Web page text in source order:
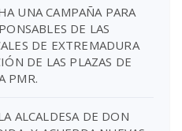
UNA CAMPAÑA PARA
DE LAS
DE EXTREMADURA
DE LAS PLAZAS DE
PMR.
ALCALDESA DE DON